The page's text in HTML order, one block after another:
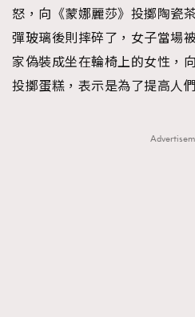
怒，向《蒙娜麗莎》投擲陶瓷
彈玻璃後則摔碎了，女子當場
家偽裝成坐在輪椅上的女性，
投擲蛋糕，表示是為了提高人